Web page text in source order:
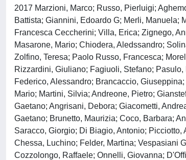
2017 Marzioni, Marco; Russo, Pierluigi;
Battista; Giannini, Edoardo G; Merli,
Francesca Ceccherini; Villa, Erica; Zignego,
Masarone, Mario; Chiodera, Aledssandro;
Zolfino, Teresa; Paolo Russo, Francesca;
Rizzardini, Giuliano; Fagiuoli, Stefano;
Federico, Alessandro; Brancaccio,
Mario; Martini, Silvia; Andreone, Pietro;
Gaetano; Angrisani, Debora; Giacometti,
Gaetano; Brunetto, Maurizia; Coco, Barbara;
Saracco, Giorgio; Di Biagio, Antonio;
Chessa, Luchino; Felder, Martina; Vespasiani
Cozzolongo, Raffaele; Onnelli, Giovanna;